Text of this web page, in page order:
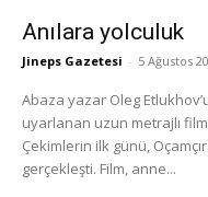
Anılara yolculuk
Jineps Gazetesi - 5 Ağustos
Abaza yazar Oleg
uyarlanan uzun metrajlı
Çekimlerin ilk günü,
gerçekleşti. Film, anne...